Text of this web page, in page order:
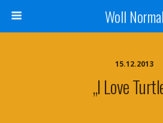
Woll Normal
15.12.2013
„I Love